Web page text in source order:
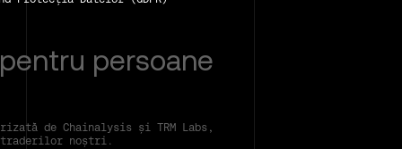
persoane
de Chainalysis și TRM Labs,
traderilor noștri.